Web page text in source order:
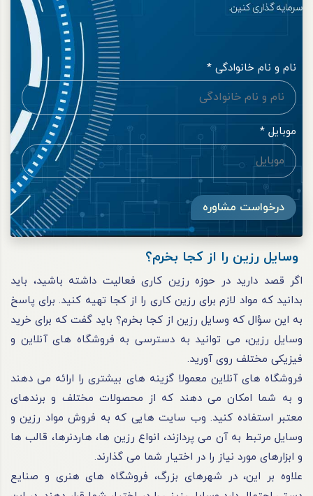
نام و نام خانوادگی *
موبایل *
درخواست مشاوره
وسایل رزین را از کجا بخرم؟
اگر قصد دارید در حوزه رزین کاری فعالیت داشته باشید، باید
بدانید که مواد لازم برای رزین کاری را از کجا تهیه کنید. برای پاسخ
به این سؤال که وسایل رزین از کجا بخرم؟ باید گفت که برای خرید
وسایل رزین، می‌ توانید به دسترسی به فروشگاه‌ های آنلاین و
فیزیکی مختلف روی آورید.
فروشگاه‌ های آنلاین معمولا گزینه‌ های بیشتری را ارائه می‌ دهند
و به شما امکان می‌ دهند که از محصولات مختلف و برندهای
معتبر استفاده کنید. وب‌ سایت‌ هایی که به فروش مواد رزین و
وسایل مرتبط به آن می‌ پردازند، انواع رزین‌ ها، هاردنرها، قالب‌ ها
و ابزارهای مورد نیاز را در اختیار شما می‌ گذارند.
علاوه ‌بر این، در شهرهای بزرگ، فروشگاه‌ های هنری و صنایع